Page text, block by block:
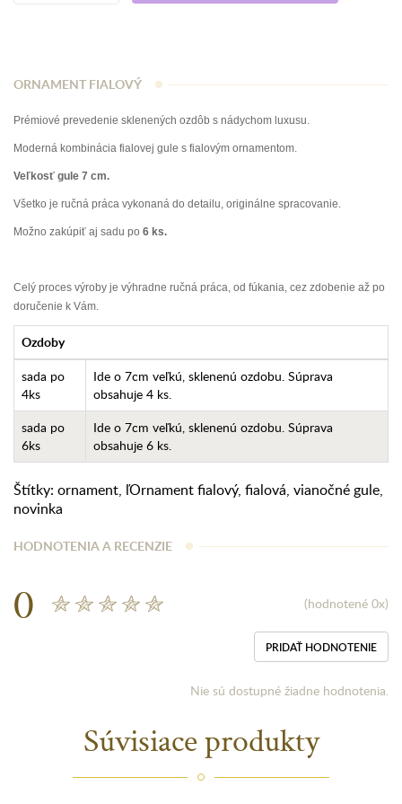
ORNAMENT FIALOVÝ
Prémiové prevedenie sklenených ozdôb s nádychom luxusu.
Moderná kombinácia fialovej gule s fialovým ornamentom.
Veľkosť gule 7 cm.
Všetko je ručná práca vykonaná do detailu, originálne spracovanie.
Možno zakúpiť aj sadu po 6 ks.
Celý proces výroby je výhradne ručná práca, od fúkania, cez zdobenie až po
doručenie k Vám.
Ozdoby
sada po
4ks
Ide o 7cm veľkú, sklenenú ozdobu. Súprava
obsahuje 4 ks.
sada po
6ks
Ide o 7cm veľkú, sklenenú ozdobu. Súprava
obsahuje 6 ks.
Štítky: ornament, ľOrnament fialový, fialová, vianočné gule,
novinka
HODNOTENIA A RECENZIE
0 (hodnotené 0x)
PRIDAŤ HODNOTENIE
Nie sú dostupné žiadne hodnotenia.
Súvisiace produkty